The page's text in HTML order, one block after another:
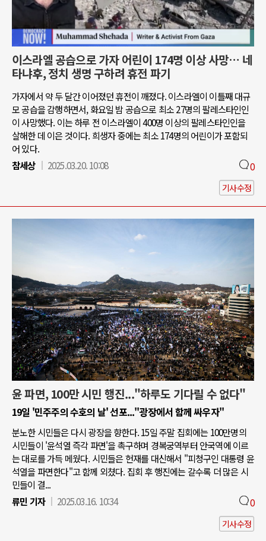
이스라엘 공습으로 가자 어린이 174명 이상 사망… 네
타냐후, 정치 생명 구하려 휴전 파기
가자에서 약 두 달간 이어졌던 휴전이 깨졌다. 이스라엘이 이틀째 대규
모 공습을 감행하면서, 화요일 밤 공습으로 최소 27명의 팔레스타인인
이 사망했다. 이는 하루 전 이스라엘이 400명 이상의 팔레스타인인을
살해한 데 이은 것이다. 희생자 중에는 최소 174명의 어린이가 포함되
어 있다.
참세상
2025.03.20. 10:08 0
기사수정
윤 파면, 100만 시민 행진..."하루도 기다릴 수 없다"
19일 '민주주의 수호의 날' 선포..."광장에서 함께 싸우자"
분노한 시민들은 다시 광장을 향한다. 15일 주말 집회에는 100만명의
시민들이 '윤석열 즉각 파면'을 촉구하며 경복궁역부터 안국역에 이르
는 대로를 가득 메웠다. 시민들은 헌재를 대신해서 "피청구인 대통령 윤
석열을 파면한다"고 함께 외쳤다. 집회 후 행진에는 갈수록 더 많은 시
민들이 결...
류민 기자
2025.03.16. 10:34 0
기사수정